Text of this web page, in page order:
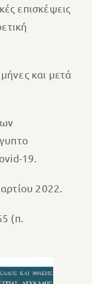
επισκέψεις
και μετά
19.
2022.
(π.